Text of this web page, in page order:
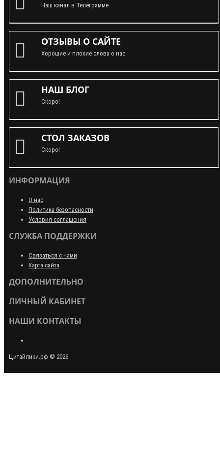
Наш канал в Телеграмме
ОТЗЫВЫ О САЙТЕ
Хорошие и плохие слова о нас
НАШ БЛОГ
Скоро!
СТОЛ ЗАКАЗОВ
Скоро!
ИНФОРМАЦИЯ
О нас
Политика безопасности
Условия соглашения
СЛУЖБА ПОДДЕРЖКИ
Связаться с нами
Карта сайта
ДОПОЛНИТЕЛЬНО
ЛИЧНЫЙ КАБИНЕТ
НАШИ КОНТАКТЫ
Цитайлики.рф © 2026